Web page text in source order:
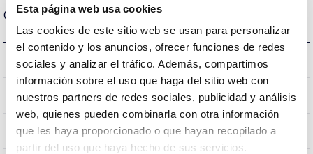
Esta página web usa cookies
Las cookies de este sitio web se usan para personalizar
el contenido y los anuncios, ofrecer funciones de redes
sociales y analizar el tráfico. Además, compartimos
información sobre el uso que haga del sitio web con
nuestros partners de redes sociales, publicidad y análisis
web, quienes pueden combinarla con otra información
que les haya proporcionado o que hayan recopilado a
partir del uso que haya hecho de sus servicios.
Optical data
Colour temperature 2700K
CRI Colour rendering index 80
Opening angle 240